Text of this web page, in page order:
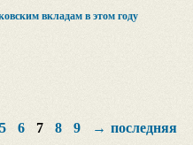
вкладам в этом году
5 6 7 8 9 → последняя